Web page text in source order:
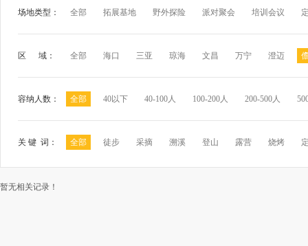
场地类型： 全部 拓展基地 野外探险 派对聚会 培训会议
区 域： 全部 海口 三亚 琼海 文昌 万宁 澄迈
容纳人数： 全部 40以下 40-100人 100-200人 200-500人
关 键 词： 全部 徒步 采摘 溯溪 登山 露营 烧烤
暂无相关记录！